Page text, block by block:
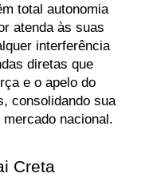
total autonomia
atenda às suas
interferência
diretas que
e o apelo do
consolidando sua
nacional.
Creta